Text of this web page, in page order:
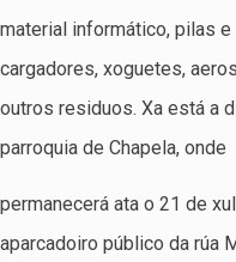
material informático, pilas
cargadores, xoguetes,
outros residuos. Xa está a
parroquia de Chapela, onde
permanecerá ata o 21 de
aparcadoiro público da rúa